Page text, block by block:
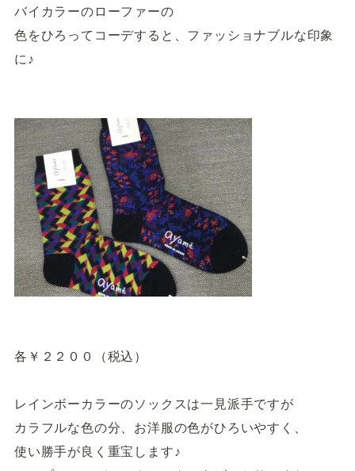
バイカラーのローファーの
色をひろってコーデすると、ファッショナブルな印象
に♪
各￥２２００（税込）
レインボーカラーのソックスは一見派手ですが
カラフルな色の分、お洋服の色がひろいやすく、
使い勝手が良く重宝します♪